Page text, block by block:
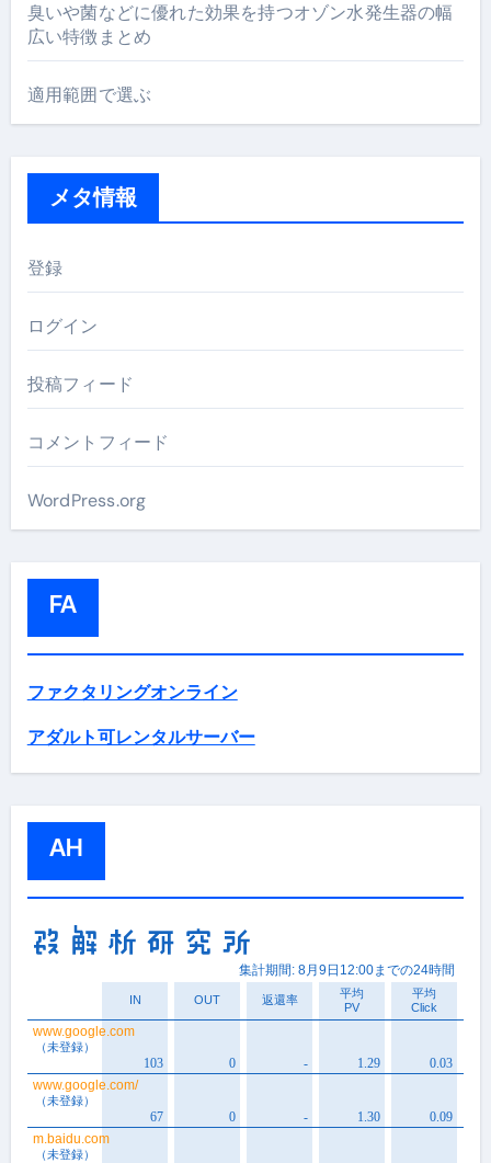
臭いや菌などに優れた効果を持つオゾン水発生器の幅
広い特徴まとめ
適用範囲で選ぶ
メタ情報
登録
ログイン
投稿フィード
コメントフィード
WordPress.org
FA
ファクタリングオンライン
アダルト可レンタルサーバー
AH